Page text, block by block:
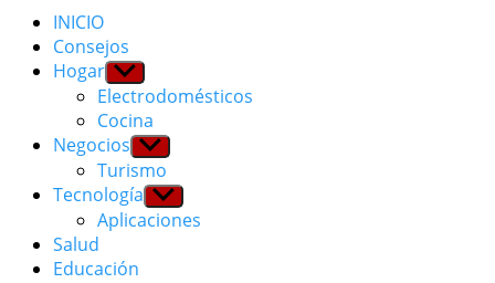
INICIO
Consejos
Hogar Show
sub
menu
Electrodomésticos
Cocina
Negocios Show
sub
menu
Turismo
Tecnología Show
sub
menu
Aplicaciones
Salud
Educación